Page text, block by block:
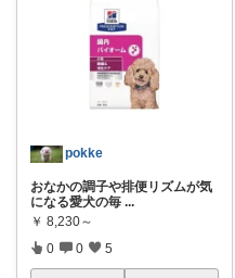
pokke
おなかの調子や排便リズムが気
になる愛犬の毎 ...
￥ 8,230～
0 0 5